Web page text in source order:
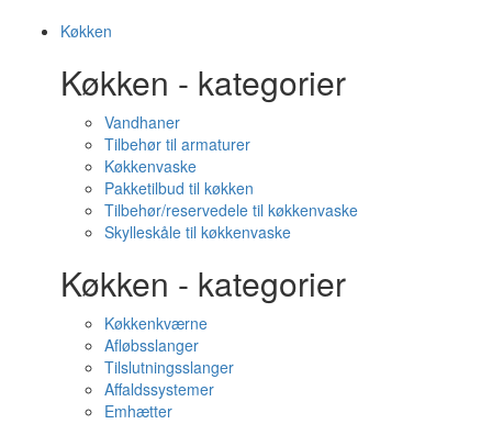
Køkken
Køkken - kategorier
Vandhaner
Tilbehør til armaturer
Køkkenvaske
Pakketilbud til køkken
Tilbehør/reservedele til køkkenvaske
Skylleskåle til køkkenvaske
Køkken - kategorier
Køkkenkværne
Afløbsslanger
Tilslutningsslanger
Affaldssystemer
Emhætter